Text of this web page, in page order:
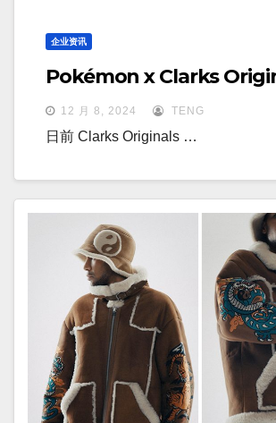
企业资讯
Pokémon x Clarks
12 月 8, 2024 TENG
日前 Clarks Originals …